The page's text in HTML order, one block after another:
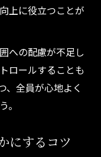
上に役立つことが
への配慮が不足し
ロールすることも
、全員が心地よく
。
にするコツ